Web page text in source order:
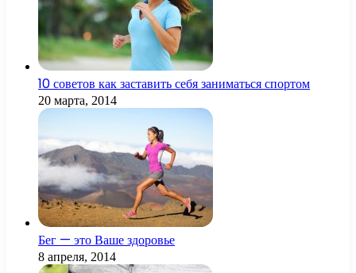
10 советов как заставить себя заниматься спортом
20 марта, 2014
Бег — это Ваше здоровье
8 апреля, 2014